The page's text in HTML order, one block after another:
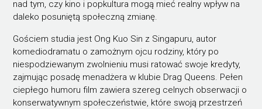
nad tym, czy kino i popkultura mogą mieć realny wpływ na
daleko posuniętą społeczną zmianę.
Gościem studia jest Ong Kuo Sin z Singapuru, autor
komediodramatu o zamożnym ojcu rodziny, który po
niespodziewanym zwolnieniu musi ratować swoje kredyty,
zajmując posadę menadżera w klubie Drag Queens. Pełen
ciepłego humoru film zawiera szereg celnych obserwacji o
konserwatywnym społeczeństwie, które swoją przestrzeń